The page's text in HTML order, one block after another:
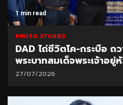
1 min read
PHOTO STORIES
DAD ไถ่ชีวิตโค-กระบือ ถ
พระบาทสมเด็จพระเจ้าอยู่
27/07/2026